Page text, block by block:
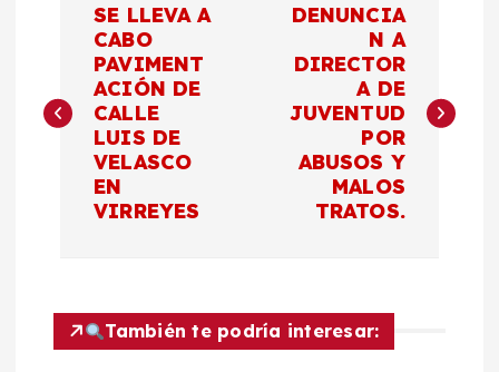
v
c
SE LLEVA A
CABO
PAVIMENT
ACIÓN DE
CALLE
LUIS DE
VELASCO
EN
VIRREYES
DENUNCIA
N A
DIRECTOR
A DE
JUVENTUD
POR
ABUSOS Y
MALOS
TRATOS.
También te podría interesar: